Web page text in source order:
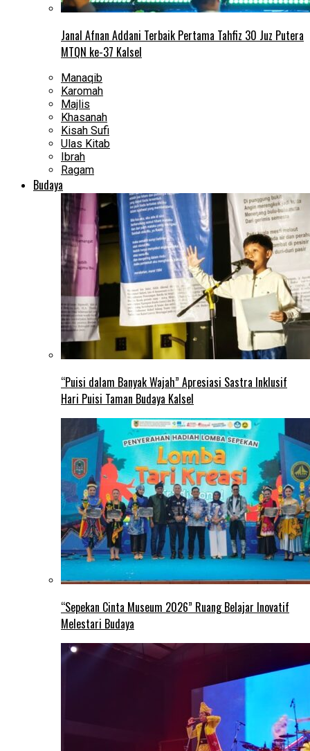
Janal Afnan Addani Terbaik Pertama Tahfiz 30 Juz Putera
MTQN ke-37 Kalsel
Manaqib
Karomah
Majlis
Khasanah
Kisah Sufi
Ulas Kitab
Ibrah
Ragam
Budaya
“Puisi dalam Banyak Wajah” Apresiasi Sastra Inklusif
Hari Puisi Taman Budaya Kalsel
“Sepekan Cinta Museum 2026” Ruang Belajar Inovatif
Melestari Budaya